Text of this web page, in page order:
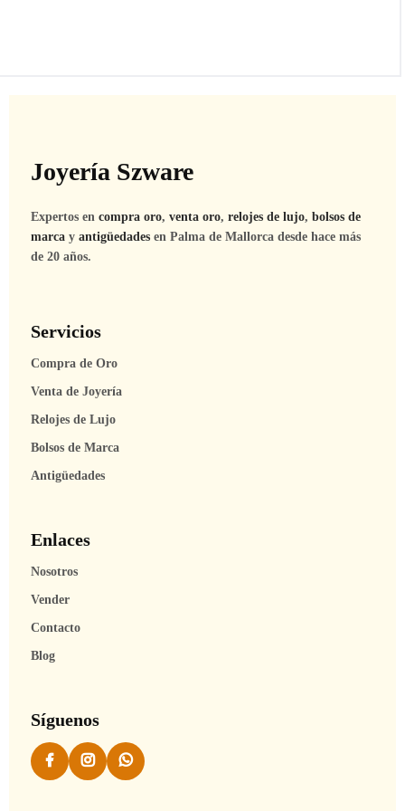
Joyería Szware
Expertos en compra oro, venta oro, relojes de lujo, bolsos de
marca y antigüedades en Palma de Mallorca desde hace más
de 20 años.
Servicios
Compra de Oro
Venta de Joyería
Relojes de Lujo
Bolsos de Marca
Antigüedades
Enlaces
Nosotros
Vender
Contacto
Blog
Síguenos